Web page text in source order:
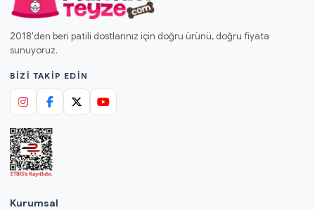
2018'den beri patili dostlarınız için doğru ürünü, doğru fiyata
sunuyoruz.
BIZI TAKIP EDIN
Kurumsal